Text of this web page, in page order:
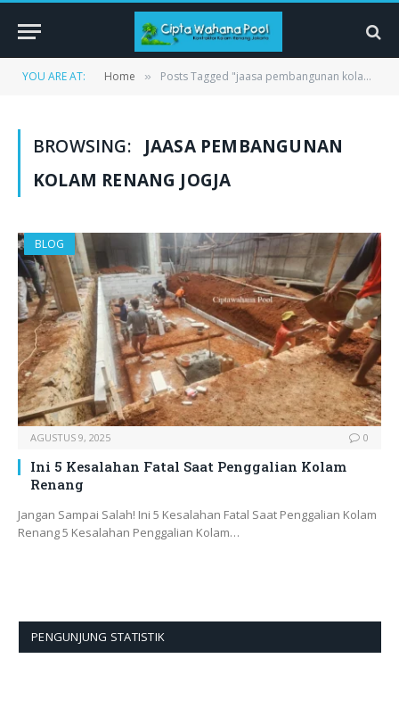
YOU ARE AT: Home » Posts Tagged "jaasa pembangunan kolam renang Jogja"
BROWSING:
JAASA PEMBANGUNAN
KOLAM RENANG JOGJA
BLOG
AGUSTUS 9, 2025 0
Ini 5 Kesalahan Fatal Saat Penggalian Kolam
Renang
Jangan Sampai Salah! Ini 5 Kesalahan Fatal Saat Penggalian Kolam
Renang 5 Kesalahan Penggalian Kolam…
PENGUNJUNG STATISTIK